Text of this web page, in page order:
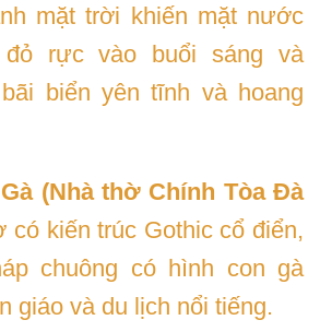
mặt trời khiến mặt nước
rực vào buổi sáng và
biển yên tĩnh và hoang
(Nhà thờ Chính Tòa Đà
có kiến trúc Gothic cổ điển,
chuông có hình con gà
giáo và du lịch nổi tiếng.